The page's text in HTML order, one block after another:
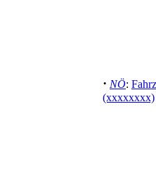
· NÖ:
(xxxxxxxx)